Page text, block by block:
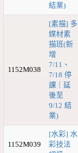
結業)
1152M038
[素描] 多
媒材素
描班(新
增
7/11、
7/18 停
課｜延
後至
9/12 結
業)
1152M039
[水彩] 水
彩技法